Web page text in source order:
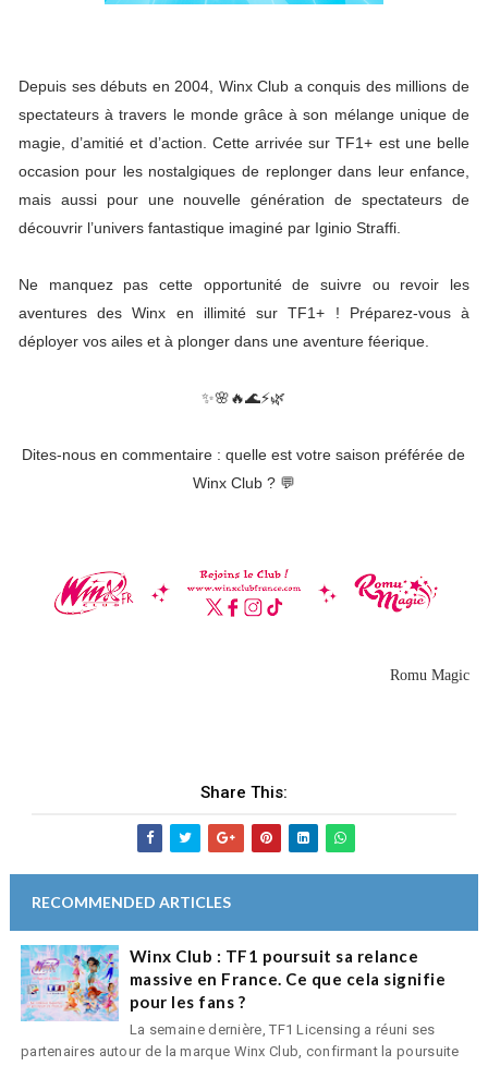
Depuis ses débuts en 2004, Winx Club a conquis des millions de
spectateurs à travers le monde grâce à son mélange unique de
magie, d’amitié et d’action. Cette arrivée sur TF1+ est une belle
occasion pour les nostalgiques de replonger dans leur enfance,
mais aussi pour une nouvelle génération de spectateurs de
découvrir l’univers fantastique imaginé par Iginio Straffi.
Ne manquez pas cette opportunité de suivre ou revoir les
aventures des Winx en illimité sur TF1+ ! Préparez-vous à
déployer vos ailes et à plonger dans une aventure féerique.
✨🌸🔥🌊⚡🌿
Dites-nous en commentaire : quelle est votre saison préférée de
Winx Club ? 💬
Romu Magic
Share This:
RECOMMENDED ARTICLES
Winx Club : TF1 poursuit sa relance
massive en France. Ce que cela signifie
pour les fans ?
La semaine dernière, TF1 Licensing a réuni ses
partenaires autour de la marque Winx Club, confirmant la poursuite